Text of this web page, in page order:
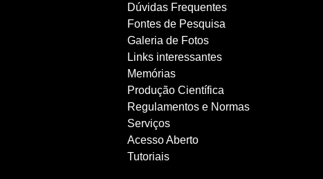
Dúvidas Frequentes
Fontes de Pesquisa
Galeria de Fotos
Links interessantes
Memórias
Produção Científica
Regulamentos e Normas
Serviços
Acesso Aberto
Tutoriais